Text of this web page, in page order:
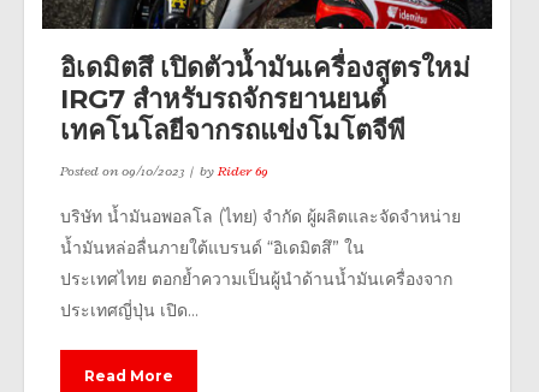
อิเดมิตสึ เปิดตัวน้ำมันเครื่องสูตรใหม่
IRG7 สำหรับรถจักรยานยนต์
เทคโนโลยีจากรถแข่งโมโตจีพี
Posted on09/10/2023 byRider 69
บริษัท น้ำมันอพอลโล (ไทย) จำกัด ผู้ผลิตและจัดจำหน่าย
น้ำมันหล่อลื่นภายใต้แบรนด์ “อิเดมิตสึ” ใน
ประเทศไทย ตอกย้ำความเป็นผู้นำด้านน้ำมันเครื่องจาก
ประเทศญี่ปุ่น เปิด...
Read More